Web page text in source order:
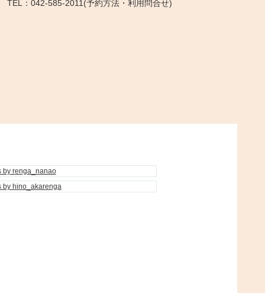
：042-585-2011(予約方法・利用問合せ)
by renga_nanao
by hino_akarenga